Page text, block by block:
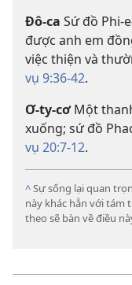
Đô-ca Sứ đồ Phi-
được anh em
việc thiện và
vụ 9:36-42.
Ơ-ty-cơMột
xuống; sứ đồ
vụ 20:7-12.
^Sự sống lại quan
này khác hẳn với tám
theo sẽ bàn về điều